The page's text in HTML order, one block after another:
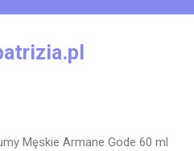
Męskie Armane Gode 60 ml